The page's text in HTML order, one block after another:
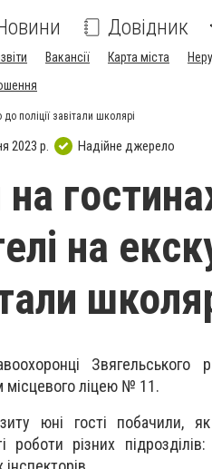
Довідник
Вакансії Карта міста
поліції завітали школярі
2023 р. Надійне джерело
на
на
Звягельського
місцевого ліцею № 11.
юні гості побачили,
роботи різних